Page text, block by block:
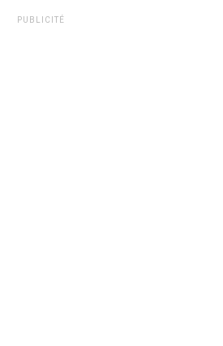
PUBLICITÉ